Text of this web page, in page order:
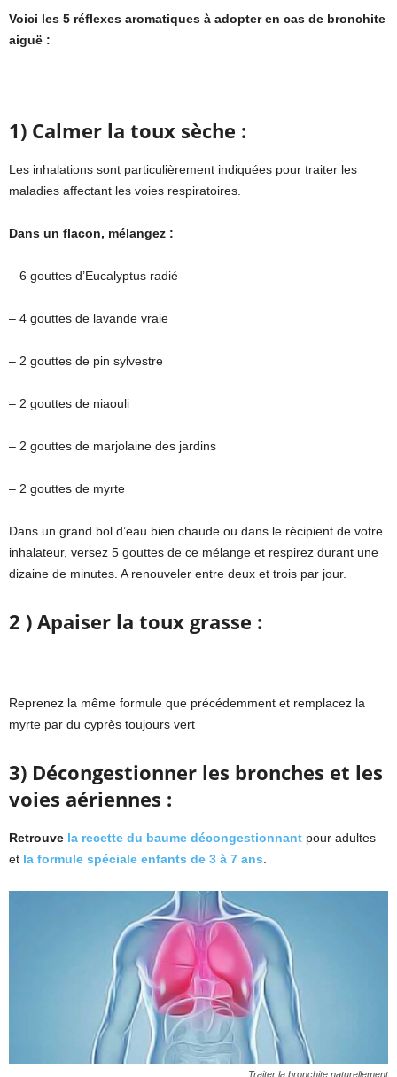
Voici les 5 réflexes aromatiques à adopter en cas de bronchite
aiguë :
1) Calmer la toux sèche :
Les inhalations sont particulièrement indiquées pour traiter les
maladies affectant les voies respiratoires.
Dans un flacon, mélangez :
– 6 gouttes d’Eucalyptus radié
– 4 gouttes de lavande vraie
– 2 gouttes de pin sylvestre
– 2 gouttes de niaouli
– 2 gouttes de marjolaine des jardins
– 2 gouttes de myrte
Dans un grand bol d’eau bien chaude ou dans le récipient de votre
inhalateur, versez 5 gouttes de ce mélange et respirez durant une
dizaine de minutes. A renouveler entre deux et trois par jour.
2 ) Apaiser la toux grasse :
Reprenez la même formule que précédemment et remplacez la
myrte par du cyprès toujours vert
3) Décongestionner les bronches et les
voies aériennes :
Retrouve la recette du baume décongestionnant pour adultes
et la formule spéciale enfants de 3 à 7 ans
Traiter la bronchite naturellement